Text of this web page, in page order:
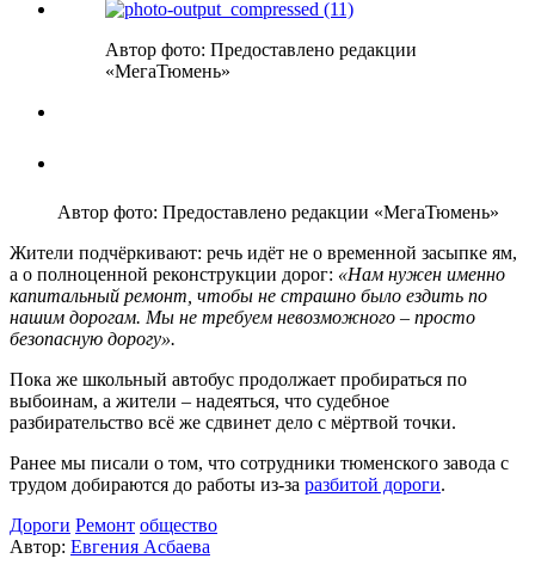
Автор фото: Предоставлено редакции
«МегаТюмень»
Автор фото: Предоставлено редакции «МегаТюмень»
Жители подчёркивают: речь идёт не о временной засыпке ям,
а о полноценной реконструкции дорог: «Нам нужен именно
капитальный ремонт, чтобы не страшно было ездить по
нашим дорогам. Мы не требуем невозможного – просто
безопасную дорогу».
Пока же школьный автобус продолжает пробираться по
выбоинам, а жители – надеяться, что судебное
разбирательство всё же сдвинет дело с мёртвой точки.
Ранее мы писали о том, что сотрудники тюменского завода с
трудом добираются до работы из-за разбитой дороги.
Дороги Ремонт общество
Автор: Евгения Асбаева